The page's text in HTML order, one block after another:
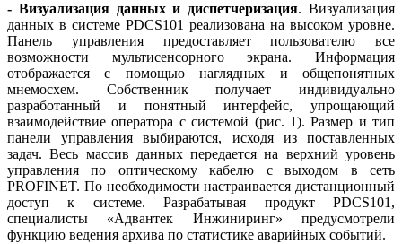
- Визуализация данных и диспетчеризация. Визуализация
данных в системе PDCS101 реализована на высоком уровне.
Панель управления предоставляет пользователю все
возможности мультисенсорного экрана. Информация
отображается с помощью наглядных и общепонятных
мнемосхем. Собственник получает индивидуально
разработанный и понятный интерфейс, упрощающий
взаимодействие оператора с системой (рис. 1). Размер и тип
панели управления выбираются, исходя из поставленных
задач. Весь массив данных передается на верхний уровень
управления по оптическому кабелю с выходом в сеть
PROFINET. По необходимости настраивается дистанционный
доступ к системе. Разрабатывая продукт PDCS101,
специалисты «Адвантек Инжиниринг» предусмотрели
функцию ведения архива по статистике аварийных событий.